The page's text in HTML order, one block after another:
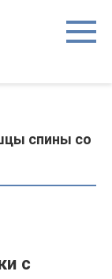
спины со
с